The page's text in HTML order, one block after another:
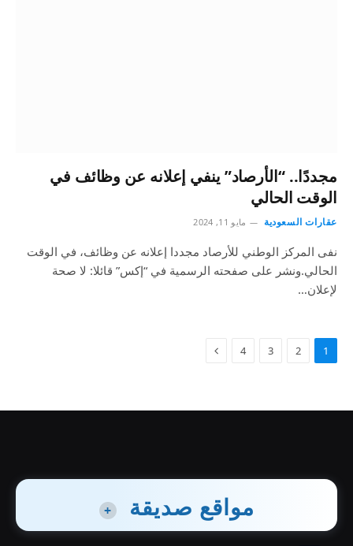
مجددًا.. “الأرصاد” ينفي إعلانه عن وظائف في
الوقت الحالي
عقارات السعودية مايو 11, 2024
نفى المركز الوطني للأرصاد مجددا إعلانه عن وظائف، في الوقت
الحالي.ونشر على صفحته الرسمية في “إكس” قائلا: لا صحة
لإعلان…
1
2
3
4
مواقع صديقة +